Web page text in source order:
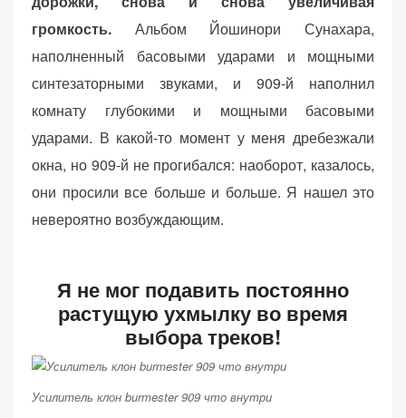
громкость. Альбом Йошинори Сунахара,
наполненный басовыми ударами и мощными
синтезаторными звуками, и 909-й наполнил
комнату глубокими и мощными басовыми
ударами. В какой-то момент у меня дребезжали
окна, но 909-й не прогибался: наоборот, казалось,
они просили все больше и больше. Я нашел это
невероятно возбуждающим.
Я не мог подавить постоянно
растущую ухмылку во время
выбора треков!
Усилитель клон burmester 909 что внутри